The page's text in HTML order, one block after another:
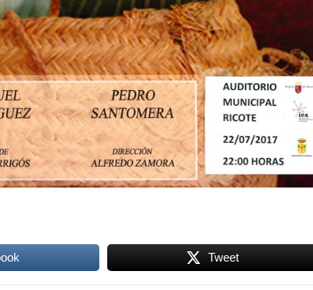
Tweet